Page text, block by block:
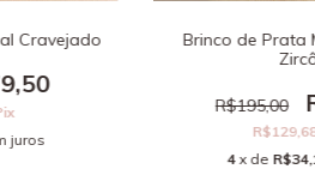
Cravejado
juros
Brinco de Prata
R$195,00
4 x de